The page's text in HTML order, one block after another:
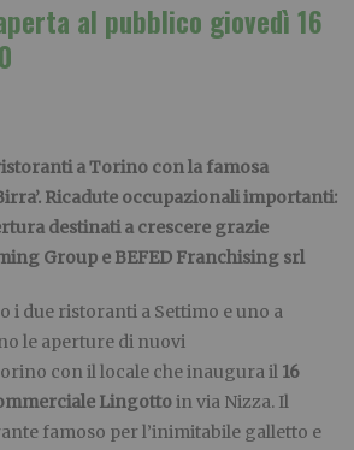
al pubblico giovedì 16
a Torino con la famosa
Ricadute occupazionali importanti:
destinati a crescere grazie
Group e BEFED Franchising srl
i due ristoranti a Settimo e uno a
le aperture di nuovi
con il locale che inaugura il 16
Lingottoin via Nizza. Il
famoso per l’inimitabile galletto e